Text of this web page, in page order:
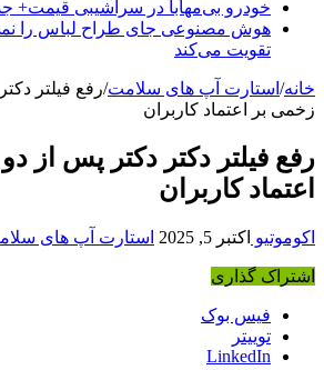
خودرو بی‌مهابا در سراشیبی قیمت+
هوش مصنوعی جای طراح لباس را
تقویت می‌کند
خانه/ استارت آپ های سلامت/رفع فیلتر
زخمی بر اعتماد کاربران
رفع فیلتر دکتر دکتر پس از
اعتماد کاربران
اکوموتیو اکتبر 5, 2025 استارت آپ های
اشتراک گذاری
فیس بوک
توییتر
LinkedIn